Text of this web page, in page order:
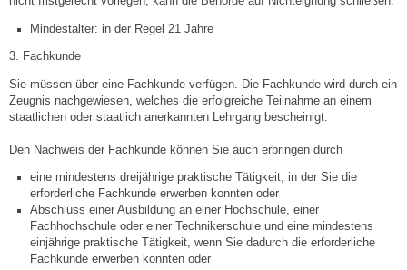
Freizeit
Veranstaltungen & Feste
Hasenropferfest
Bücherei
Veranstaltungen
Mindestalter: in der Regel 21 Jahre
3. Fachkunde
Sie müssen über eine Fachkunde verfügen. Die Fachkunde wird durch ein
Zeugnis nachgewiesen, welches die erfolgreiche Teilnahme an einem
staatlichen oder staatlich anerkannten Lehrgang bescheinigt.
Den Nachweis der Fachkunde können Sie auch erbringen durch
eine mindestens dreijährige praktische Tätigkeit, in der Sie die
erforderliche Fachkunde erwerben konnten oder
Abschluss einer Ausbildung an einer Hochschule, einer
Fachhochschule oder einer Technikerschule und eine mindestens
einjährige praktisc he Tätigkeit, wenn Sie dadurch die erforderliche
Fachkunde erwerben konnten oder